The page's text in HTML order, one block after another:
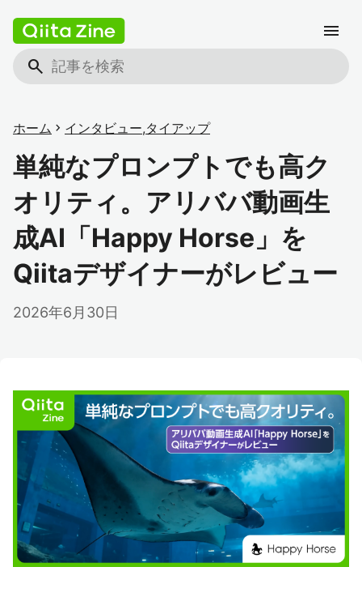
search
menu
ホーム chevron_right インタビュー,タイアップ
単純なプロンプトでも高ク
オリティ。アリババ動画生
成AI「Happy Horse」を
Qiitaデザイナーがレビュー
2026年6月30日